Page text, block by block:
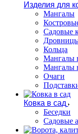
Изделия для
Мангалы
Садовые
Кольца
Мангалы
Мангалы
Очаги
Ковка в сад
Беседки
Садовые